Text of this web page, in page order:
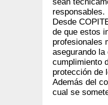
responsables.
Desde
de que estos
profesionales
asegurando la
cumplimiento
protección de
Además del
cual se